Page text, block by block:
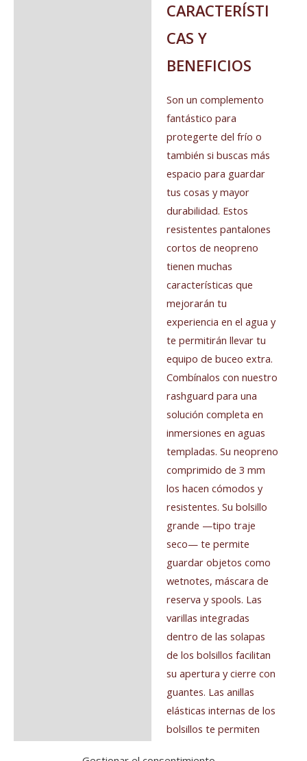
CARACTERÍSTI
CAS Y
BENEFICIOS
Son un complemento
fantástico para
protegerte del frío o
también si buscas más
espacio para guardar
tus cosas y mayor
durabilidad. Estos
resistentes pantalones
cortos de neopreno
tienen muchas
características que
mejorarán tu
experiencia en el agua y
te permitirán llevar tu
equipo de buceo extra.
Combínalos con nuestro
rashguard para una
solución completa en
inmersiones en aguas
templadas. Su neopreno
comprimido de 3 mm
los hacen cómodos y
resistentes. Su bolsillo
grande —tipo traje
seco— te permite
guardar objetos como
wetnotes, máscara de
reserva y spools. Las
varillas integradas
dentro de las solapas
de los bolsillos facilitan
su apertura y cierre con
guantes. Las anillas
elásticas internas de los
bolsillos te permiten